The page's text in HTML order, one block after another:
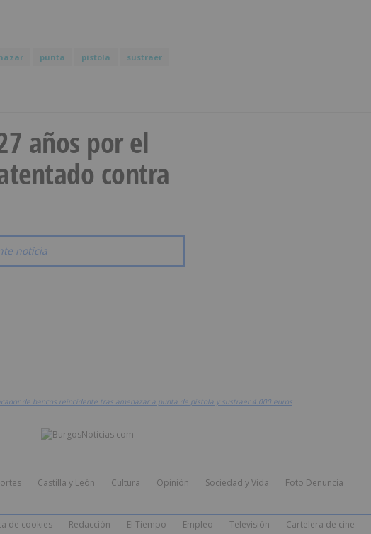
punta pistola
sustraer
años por el
contra
noticia
de bancos reincidente tras amenazar a punta de pistola y sustraer 4.000 euros
Castilla y León Cultura Opinión Sociedad y Vida Foto Denuncia
de cookies Redacción El Tiempo Empleo Televisión Cartelera de cine